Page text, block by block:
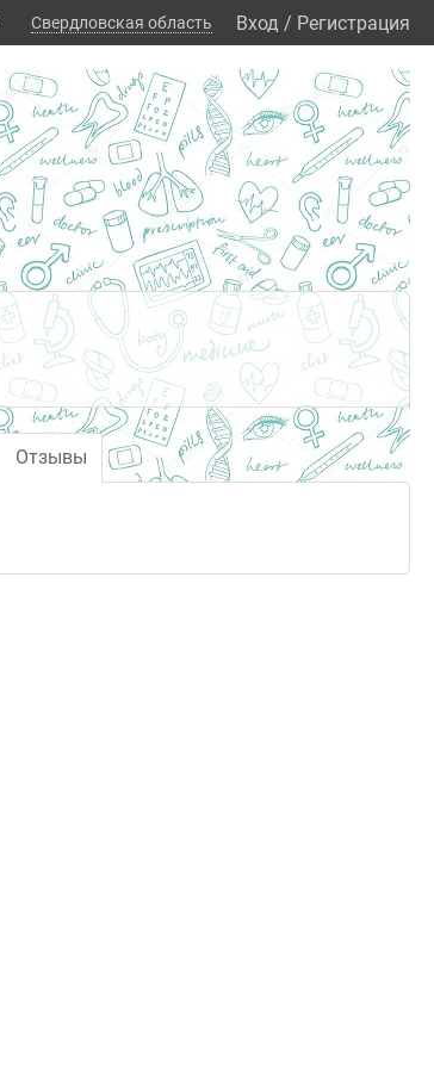
Свердловская область Вход / Регистрация
Отзывы